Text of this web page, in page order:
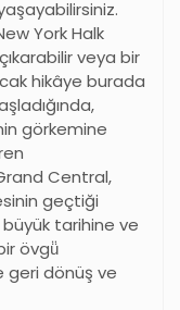
York Halk
veya bir
hikâye burada
görkemine
Central,
geçtiği
büyük tarihine ve
övgü̈
geri dönüş ve